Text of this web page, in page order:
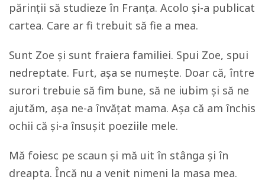
părinții să studieze în Franța. Acolo și-a publicat
cartea. Care ar fi trebuit să fie a mea.
Sunt Zoe și sunt fraiera familiei. Spui Zoe, spui
nedreptate. Furt, așa se numește. Doar că, între
surori trebuie să fim bune, să ne iubim și să ne
ajutăm, așa ne-a învățat mama. Așa că am închis
ochii că și-a însușit poeziile mele.
Mă foiesc pe scaun și mă uit în stânga și în
dreapta. Încă nu a venit nimeni la masa mea.